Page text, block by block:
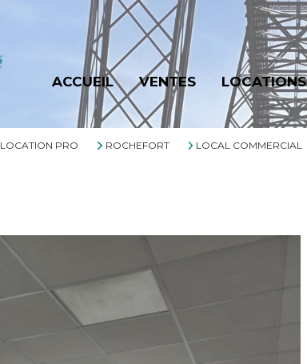
ACCUEIL VENTES LOCATIONS
LOCATION PRO ROCHEFORT LOCAL COMMERCIAL